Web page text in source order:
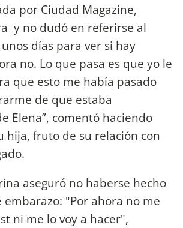
por Ciudad Magazine,
y no dudó en referirse al
días para ver si hay
no. Lo que pasa es que yo le
que esto me había pasado
de que estaba
Elena”, comentó haciendo
hija, fruto de su relación con
aseguró no haberse hecho
"Por ahora no me
ni me lo voy a hacer",